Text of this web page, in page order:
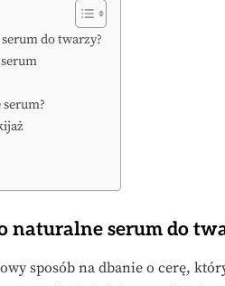
do twarzy?
naturalne serum do
sposób na dbanie o cerę,